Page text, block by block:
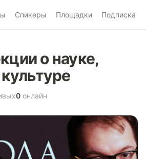
Спикеры Площадки Подписка
о науке,
0 онлайн